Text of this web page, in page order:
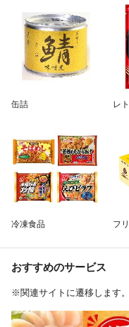
缶詰 レ
冷凍食品 フ
おすすめのサービス
※関連サイトに遷移します。